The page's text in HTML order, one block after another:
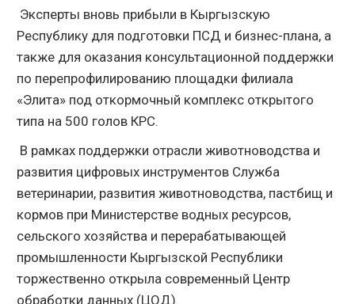
Эксперты вновь прибыли в Кыргызскую
Республику для подготовки ПСД и бизнес-плана, а
также для оказания консультационной поддержки
по перепрофилированию площадки филиала
«Элита» под откормочный комплекс открытого
типа на 500 голов КРС.
В рамках поддержки отрасли животноводства и
развития цифровых инструментов Служба
ветеринарии, развития животноводства, пастбищ и
кормов при Министерстве водных ресурсов,
сельского хозяйства и перерабатывающей
промышленности Кыргызской Республики
торжественно открыла современный Центр
обработки данных (ЦОД).